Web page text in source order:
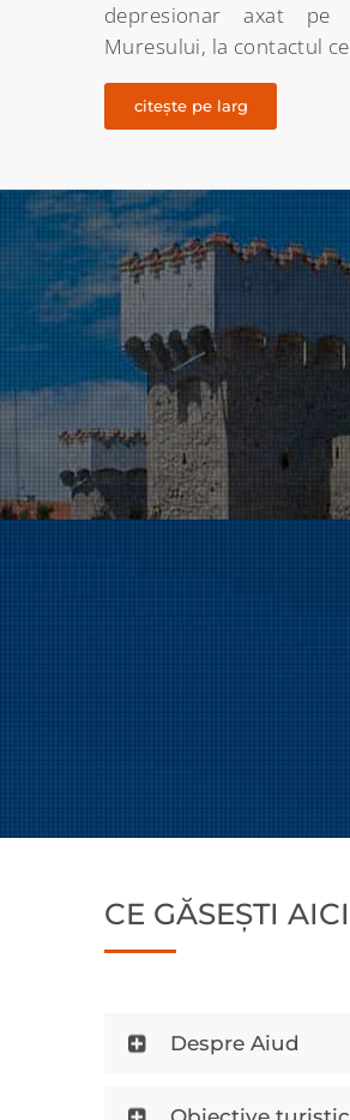
de nuantata întrucât
XIII – lea nici un
citește pe larg
CE GĂSEȘTI AICI
Despre Aiud